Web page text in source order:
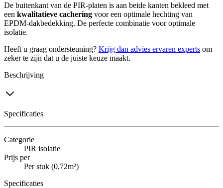
De buitenkant van de PIR-platen is aan beide kanten bekleed met
een kwalitatieve cachering voor een optimale hechting van
EPDM-dakbedekking. De perfecte combinatie voor optimale
isolatie.
Heeft u graag ondersteuning? Krijg dan advies ervaren experts om
zeker te zijn dat u de juiste keuze maakt.
Beschrijving
Specificaties
Categorie
PIR isolatie
Prijs per
Per stuk (0,72m²)
Specificaties